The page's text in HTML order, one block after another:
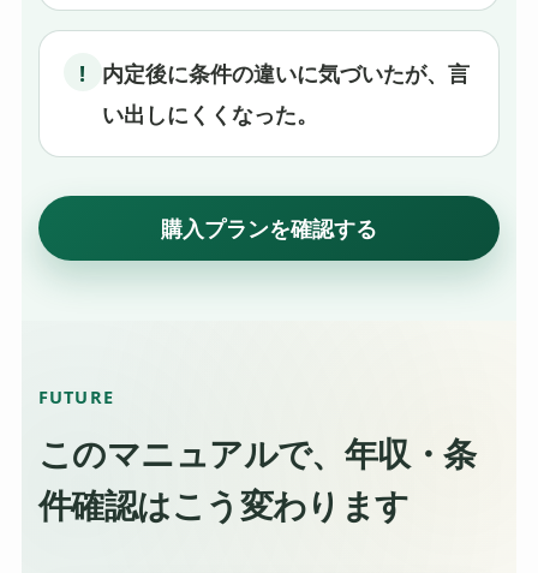
!
内定後に条件の違いに気づいたが、言
い出しにくくなった。
購入プランを確認する
FUTURE
このマニュアルで、年収・条
件確認はこう変わります